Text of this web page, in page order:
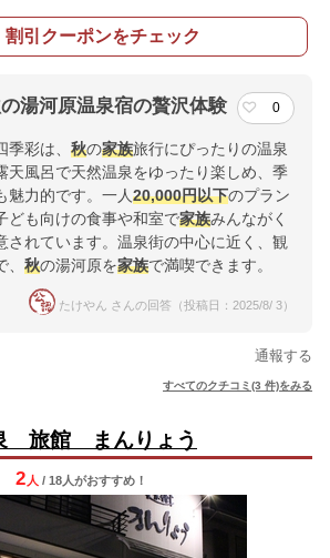
割引クーポンをチェック
湯河原温泉宿の贅沢体験 0
季彩は、 秋の家族旅行にぴったりの温泉
天風呂で天然温泉をゆったり楽しめ、季
魅力的です。一人20,000円以下のプラン
ども向けの食事や和室で家族みんながく
されています。温泉街の中心に近く、観
秋の湯河原を家族で満喫できます。
たけやん さんの回答（投稿日：2025/8/ 3）
通報する
すべてのクチコミ(3 件)をみる
旅館 まんりょう
2 人 / 18人がおすすめ！